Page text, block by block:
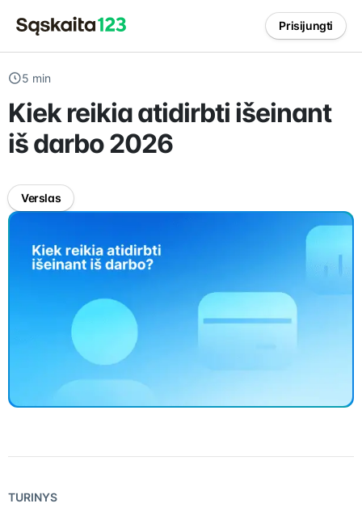
Prisijungti
5 min
Kiek reikia atidirbti išeinant
iš darbo 2026
Verslas
TURINYS